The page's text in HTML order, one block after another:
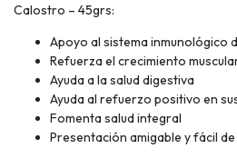
Calostro – 45grs:
Apoyo al sistema inmunológico
Refuerza el crecimiento
Ayuda a la salud digestiva
Ayuda al refuerzo positivo en
Fomenta salud integral
Presentación amigable y fácil